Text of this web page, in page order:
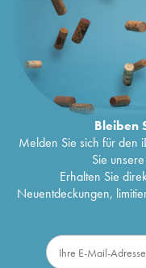
Bleiben
Melden Sie sich für den
Sie
Erhalten Sie
Neuentdeckungen,